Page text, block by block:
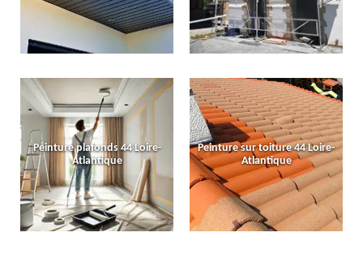
Peinture plafonds 44 Loire-
Atlantique
Peinture sur toiture 44 Loire-
Atlantique